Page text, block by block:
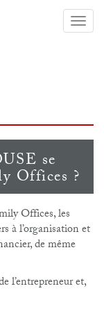
se
Offices ?
Offices, les
à l’organisation et
de même
l’entrepreneur et,